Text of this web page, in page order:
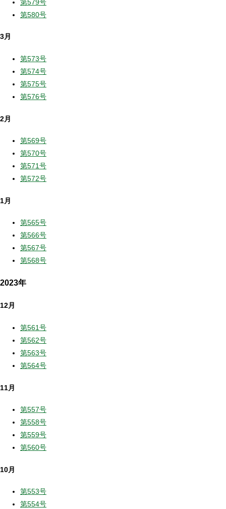
第579号
第580号
3月
第573号
第574号
第575号
第576号
2月
第569号
第570号
第571号
第572号
1月
第565号
第566号
第567号
第568号
2023年
12月
第561号
第562号
第563号
第564号
11月
第557号
第558号
第559号
第560号
10月
第553号
第554号